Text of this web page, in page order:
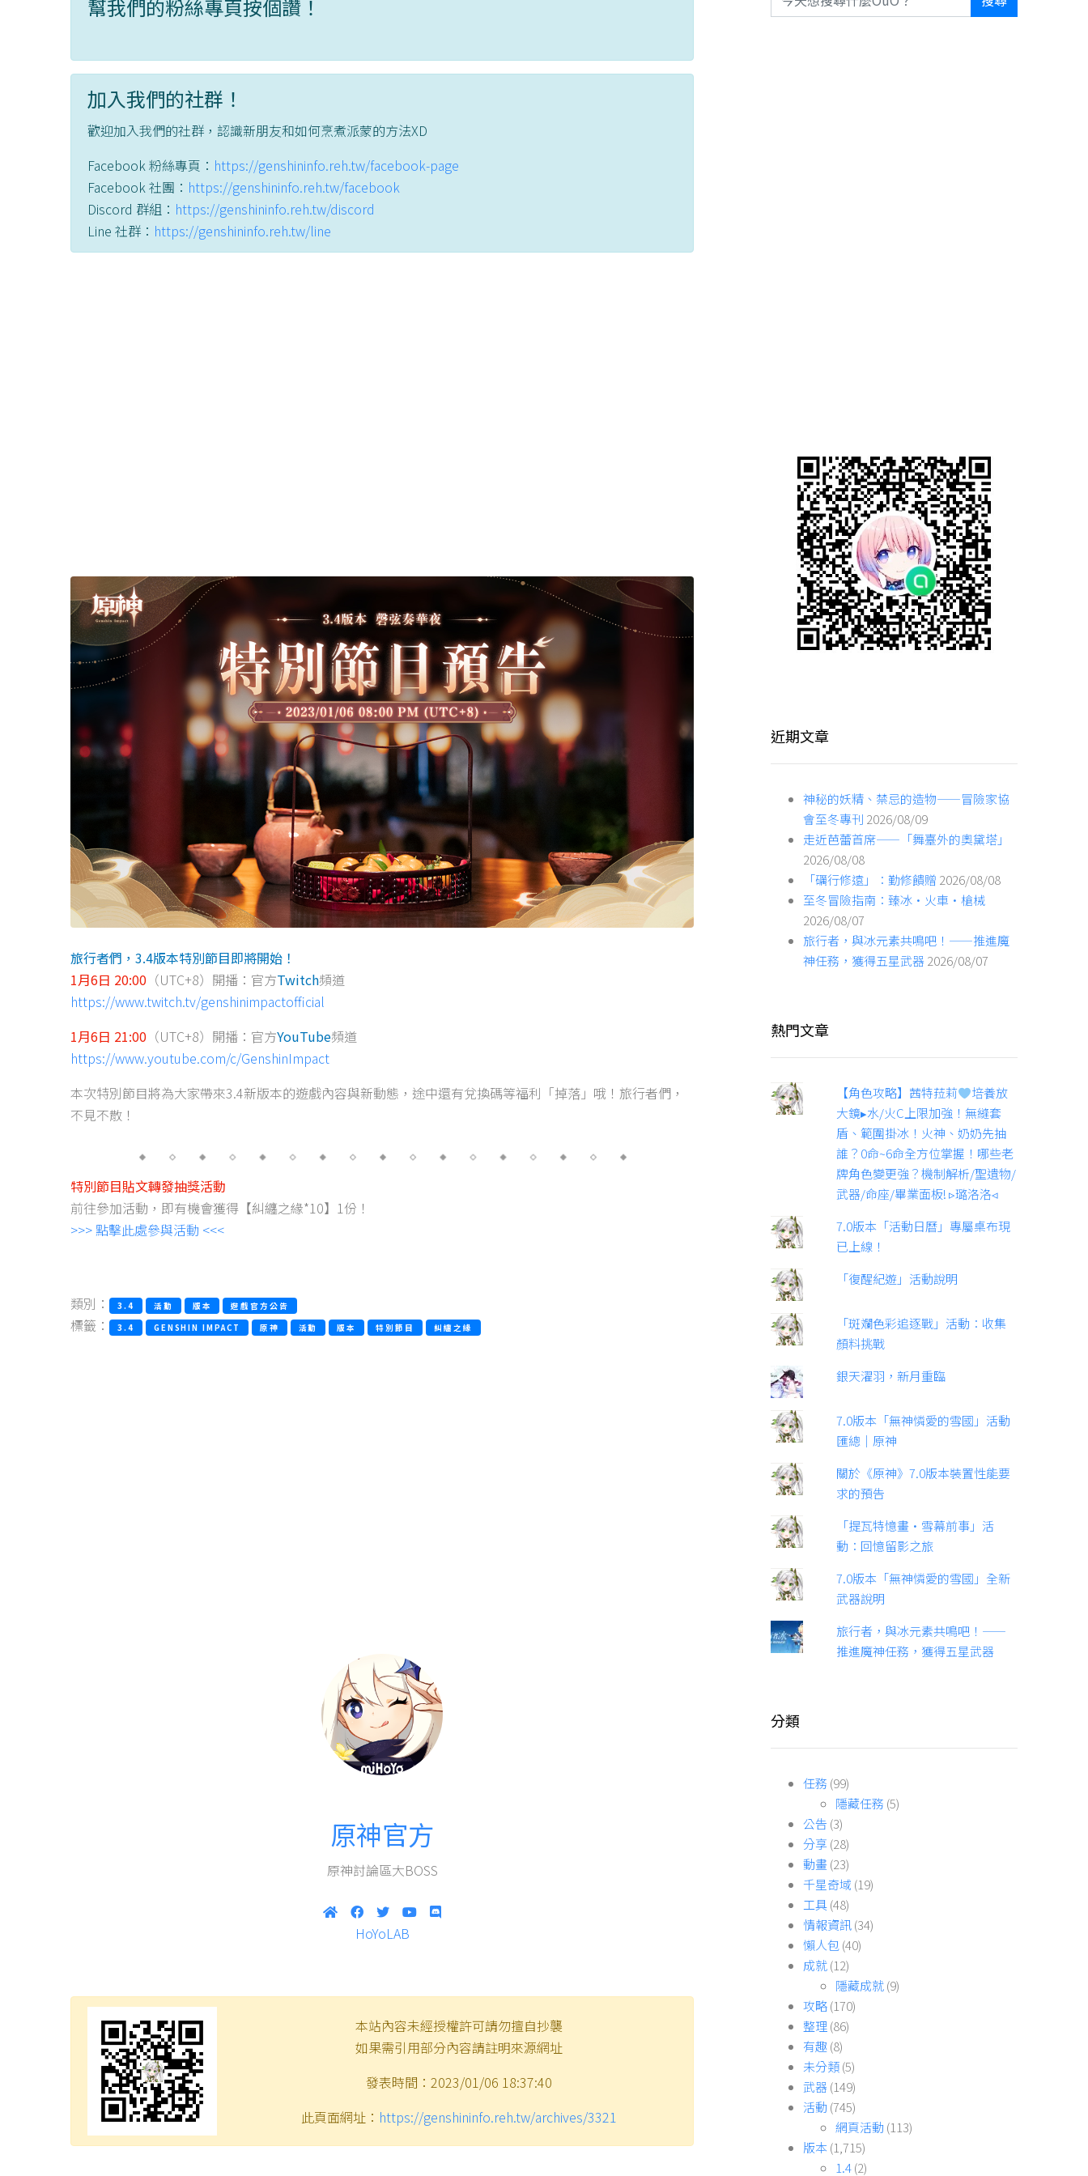
幫我們的粉絲專頁按個讚！
加入我們的社群！
歡迎加入我們的社群，認識新朋友和如何烹煮派蒙的方法XD
Facebook 粉絲專頁： https://genshininfo.reh.tw/facebook-page
Facebook 社團： https://genshininfo.reh.tw/facebook
Discord 群組： https://genshininfo.reh.tw/discord
Line 社群： https://genshininfo.reh.tw/line
旅行者們，3.4版本特別節目即將開始！
1月6日 20:00 （UTC+8）開播：官方Twitch頻道
https://www.twitch.tv/genshinimpactofficial
1月6日 21:00 （UTC+8）開播：官方YouTube頻道
https://www.youtube.com/c/GenshinImpact
本次特別節目將為大家帶來3.4新版本的遊戲內容與新動態，途中還有兌換碼等福利「掉落」哦！旅行者們，
不見不散！
特別節目貼文轉發抽獎活動
前往參加活動，即有機會獲得【糾纏之緣*10】1份！
>>> 點擊此處參與活動 <<<
類別： 3.4 活動 版本 遊戲官方公告
標籤： 3.4 GENSHIN IMPACT 原神 活動 版本 特別節目 糾纏之緣
原神官方
原神討論區大BOSS
HoYoLAB
本站內容未經授權許可請勿擅自抄襲
如果需引用部分內容請註明來源網址
發表時間：2023/01/06 18:37:40
此頁面網址： https://genshininfo.reh.tw/archives/3321
近期文章
神秘的妖精、禁忌的造物——冒險家協
會至冬專刊 2026/08/09
走近芭蕾首席——「舞臺外的奧黛塔」
2026/08/08
「礪行修遠」：勤修饋贈 2026/08/08
至冬冒險指南：臻冰·火車·槍械
2026/08/07
旅行者，與冰元素共鳴吧！——推進魔
神任務，獲得五星武器2026/08/07
熱門文章
【角色攻略】茜特菈莉
培養放
大鏡▸水/火C上限加強！無縫套
盾、範圍掛冰！火神、奶奶先抽
誰？0命~6命全方位掌握！哪些老
牌角色變更強？機制解析/聖遺物/
武器/命座/畢業面板! ▹璐洛洛◃
7.0版本「活動日曆」專屬桌布現
已上線！
「復醒紀遊」活動說明
「斑斕色彩追逐戰」活動：收集
顏料挑戰
銀天濯羽，新月重臨
7.0版本「無神憐愛的雪國」活動
匯總｜原神
關於《原神》7.0版本裝置性能要
求的預告
「提瓦特憶畫·雪幕前事」活
動：回憶留影之旅
7.0版本「無神憐愛的雪國」全新
武器說明
旅行者，與冰元素共鳴吧！——
推進魔神任務，獲得五星武器
分類
任務 (99)
隱藏任務 (5)
公告 (3)
分享(28)
動畫(23)
千星奇域 (19)
工具(48)
情報資訊(34)
懶人包(40)
成就(12)
隱藏成就(9)
攻略(170)
整理(86)
有趣(8)
未分類(5)
武器(149)
活動 (745)
網頁活動 (113)
版本 (1,715)
1.4(2)